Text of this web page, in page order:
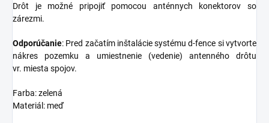
Drôt je možné pripojiť pomocou
anténnych konektorov
so
zárezmi.
Odporúčanie: Pred začatím inštalácie systému d-fence si vytvorte
nákres pozemku a umiestnenie (vedenie) antenného drôtu
vr. miesta spojov.
Farba: zelená
Materiál: meď